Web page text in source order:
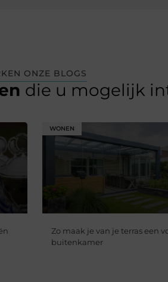
ONZE BLOGS
die u mogelijk
WONEN
Zo maak je van je terras een
buitenkamer